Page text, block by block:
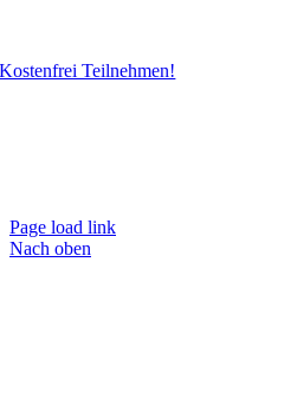
Kostenfrei Teilnehmen!
Page load link
Nach oben